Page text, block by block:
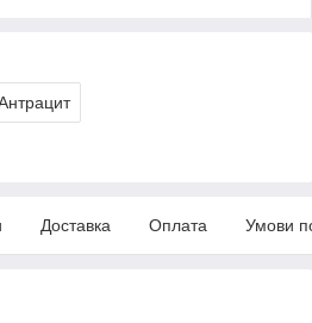
Доставка Оплата Умови